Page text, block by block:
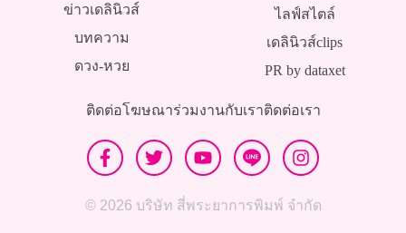
ข่าวเดลินิวส์
บทความ
ดวง-หวย
ไลฟ์สไตล์
เดลินิวส์clips
PR by dataxet
ติดต่อโฆษณาร่วมงานกับเราติดต่อเรา
© 2026 บริษัท สี่พระยาการพิมพ์ จำกัด